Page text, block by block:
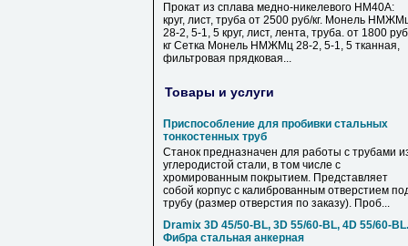
Прокат из сплава медно-никелевого НМ40А:
круг, лист, труба от 2500 руб/кг. Монель
28-2, 5-1, 5 круг, лист, лента, труба. от 1800
кг Сетка Монель НМЖМц 28-2, 5-1, 5 тканная,
фильтровая прядковая...
Товары и услуги
Приспособление для пробивки стальных
тонкостенных труб
Станок предназначен для работы с трубами
углеродистой стали, в том числе с
хромированным покрытием. Представляет
собой корпус с калиброванным отверстием
трубу (размер отверстия по заказу). Проб...
Dramix 3D 45/50-BL, 3D 55/60-BL, 4D 55/60-BL.
Фибра стальная анкерная